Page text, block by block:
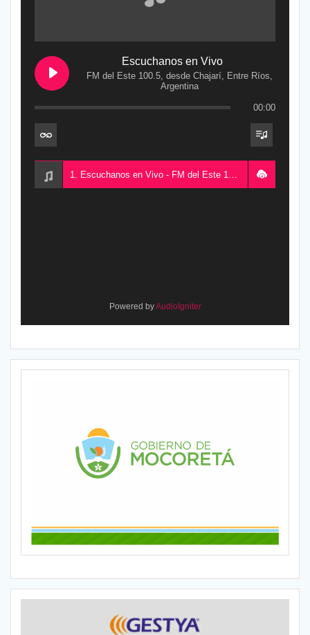
Escuchanos en Vivo
FM del Este 100.5, desde Chajarí, Entre Ríos,
Argentina
00:00
Powered byAudioIgniter